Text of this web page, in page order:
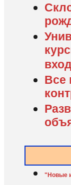
Все
"Новые